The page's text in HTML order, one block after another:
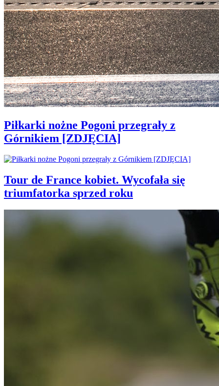
Piłkarki nożne Pogoni przegrały z
Górnikiem [ZDJĘCIA]
Tour de France kobiet. Wycofała się
triumfatorka sprzed roku